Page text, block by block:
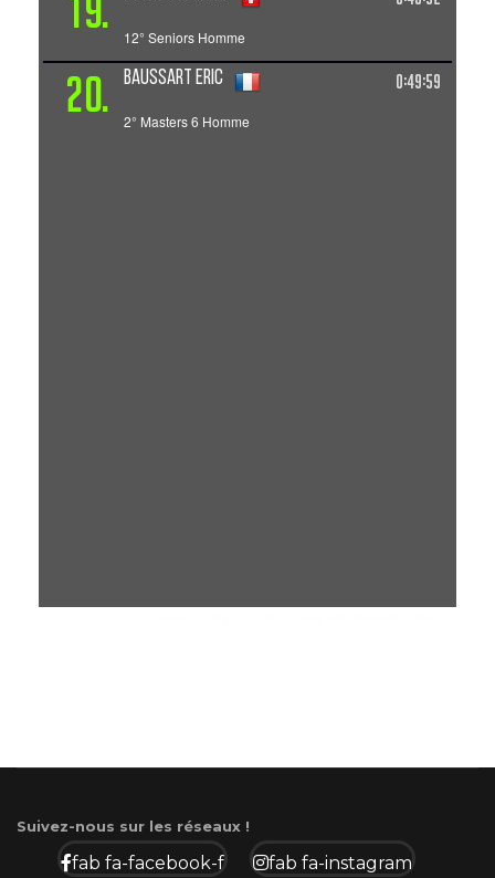
Suivez-nous sur les réseaux !
fab fa-facebook-f fab fa-instagram